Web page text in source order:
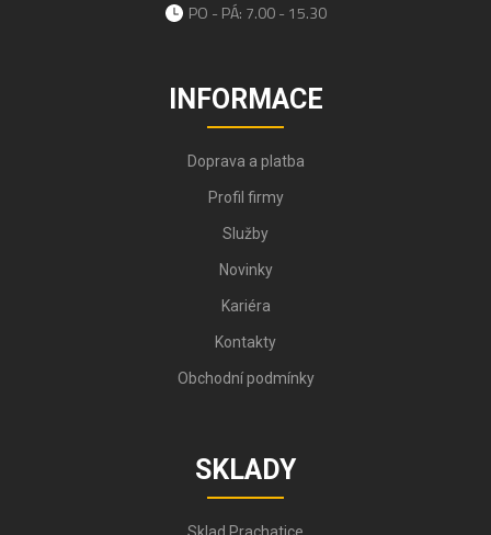
PO - PÁ: 7.00 - 15.30
INFORMACE
Doprava a platba
Profil firmy
Služby
Novinky
Kariéra
Kontakty
Obchodní podmínky
SKLADY